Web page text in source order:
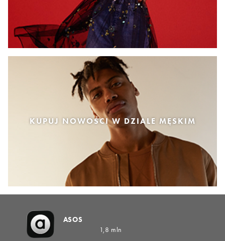
KUPUJ NOWOŚCI W DZIALE MĘSKIM
ASOS
1,8 mln